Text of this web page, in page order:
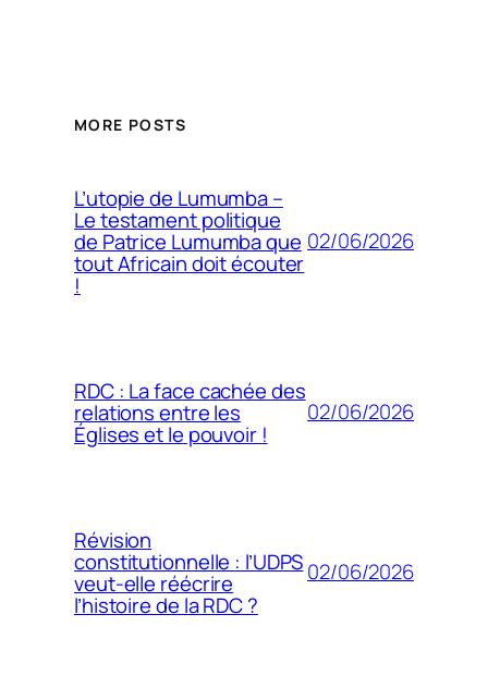
MORE POSTS
L’utopie de Lumumba –
Le testament politique
de Patrice Lumumba que
tout Africain doit écouter
!
02/06/2026
RDC : La face cachée des
relations entre les
Églises et le pouvoir !
02/06/2026
Révision
constitutionnelle : l’UDPS
veut-elle réécrire
l’histoire de la RDC ?
02/06/2026